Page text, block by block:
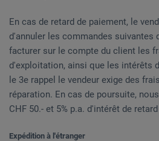
En cas de retard de paiement, le
d'annuler les commandes suivantes
facturer sur le compte du client les
d'exploitation, ainsi que les intérêts
le 3e rappel le vendeur exige des
réparation. En cas de poursuite,
CHF 50.- et 5% p.a. d'intérêt de
Expédition à l'étranger